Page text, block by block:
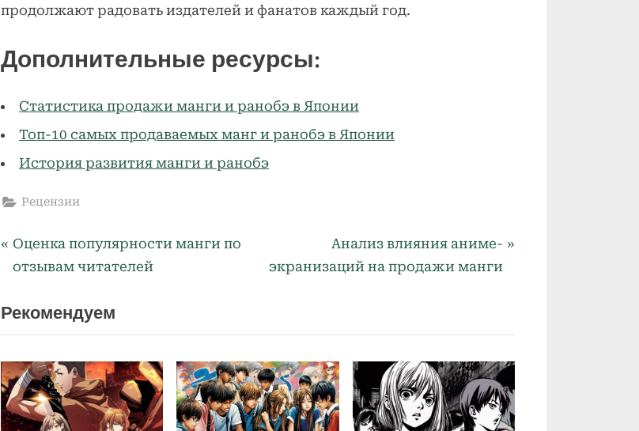
продолжают радовать издателей и фанатов каждый год.
Дополнительные ресурсы:
Статистика продажи манги и ранобэ в Японии
Топ-10 самых продаваемых манг и ранобэ в Японии
История развития манги и ранобэ
Рецензии
Навигация
записям
P
r
v
i
u
s
P
Оценка популярности манги по
отзывам читателей
N
e
P
s
t
:
Анализ влияния аниме-
экранизаций на продажи манги
Рекомендуем